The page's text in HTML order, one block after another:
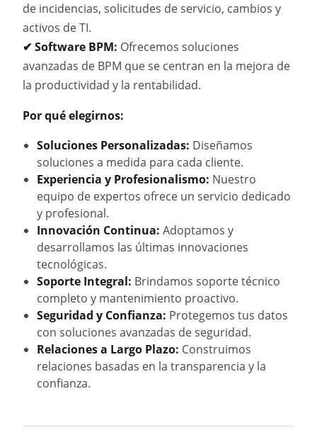
de incidencias, solicitudes de servicio, cambios y
activos de TI.
✔ Software BPM: Ofrecemos soluciones
avanzadas de BPM que se centran en la mejora de
la productividad y la rentabilidad.
Por qué elegirnos:
Soluciones Personalizadas: Diseñamos
soluciones a medida para cada cliente.
Experiencia y Profesionalismo: Nuestro
equipo de expertos ofrece un servicio dedicado
y profesional.
Innovación Continua: Adoptamos y
desarrollamos las últimas innovaciones
tecnológicas.
Soporte Integral: Brindamos soporte técnico
completo y mantenimiento proactivo.
Seguridad y Confianza: Protegemos tus datos
con soluciones avanzadas de seguridad.
Relaciones a Largo Plazo: Construimos
relaciones basadas en la transparencia y la
confianza.